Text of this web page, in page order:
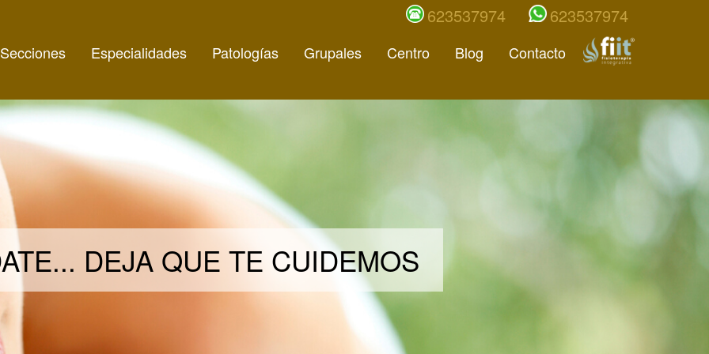
623537974 623537974
Secciones Especialidades Patologías Grupales Centro Blog Contacto
DEJA QUE TE CUIDEMOS